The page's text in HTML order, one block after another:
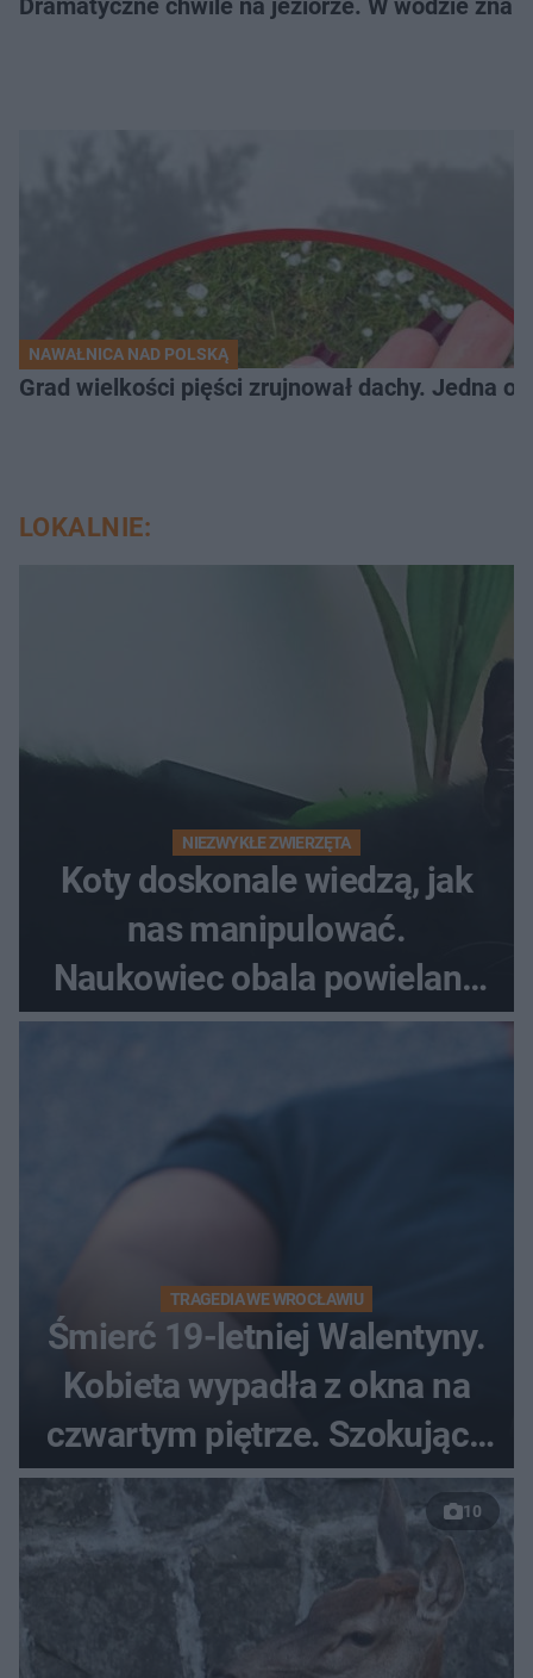
NAWAŁNICA NAD POLSKĄ
Grad wielkości pięści zrujnował dachy. Jedna
LOKALNIE:
NIEZWYKŁE ZWIERZĘTA
Koty doskonale wiedzą, jak
nas manipulować.
Naukowiec obala powielane
od lat mity na ich temat
TRAGEDIA WE WROCŁAWIU
Śmierć 19-letniej Walentyny.
Kobieta wypadła z okna na
czwartym piętrze. Szokujące
nagranie trafiło do sieci
10